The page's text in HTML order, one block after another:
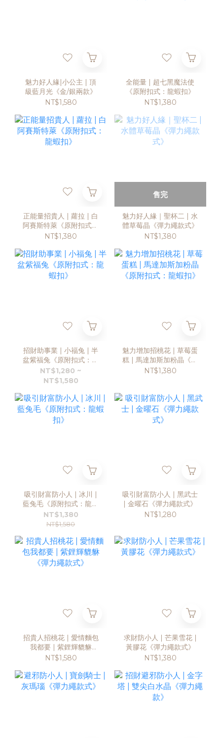
魅力好人緣|小公主 | 頂
級藍月光《金/銀兩款》
NT$1,580
全能量 | 超七黑魔法使
《原附扣式：龍蝦扣》
NT$1,380
正能量招貴人 | 蘿拉 | 白
阿賽斯特萊《原附扣式：
龍蝦扣》
NT$1,380
售完
魅力好人緣｜聖杯二 | 水
體草莓晶《彈力繩款式》
NT$1,380
招財助事業 | 小福兔 | 半
盆紫福兔《原附扣式：龍
蝦扣》
NT$1,280 ~
NT$1,580
魅力增加招桃花 | 草莓蛋
糕 | 馬達加斯加粉晶《原
附扣式：龍蝦扣》
NT$1,380
吸引財富防小人 | 冰川 |
藍兔毛《原附扣式：龍蝦
扣》
NT$1,380
NT$1,580
吸引財富防小人 | 黑武士
| 金曜石《彈力繩款式》
NT$1,280
招貴人招桃花 | 愛情麵包
我都要 | 紫鋰輝貔貅
《彈力繩款式》
NT$1,580
求財防小人 | 芒果雪花 |
黃膠花《彈力繩款式》
NT$1,380